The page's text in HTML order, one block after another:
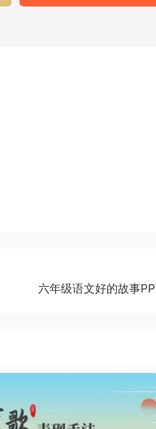
六年级语文好的故事